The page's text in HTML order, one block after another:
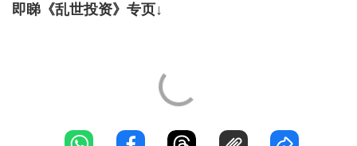
即睇《乱世投资》专页↓